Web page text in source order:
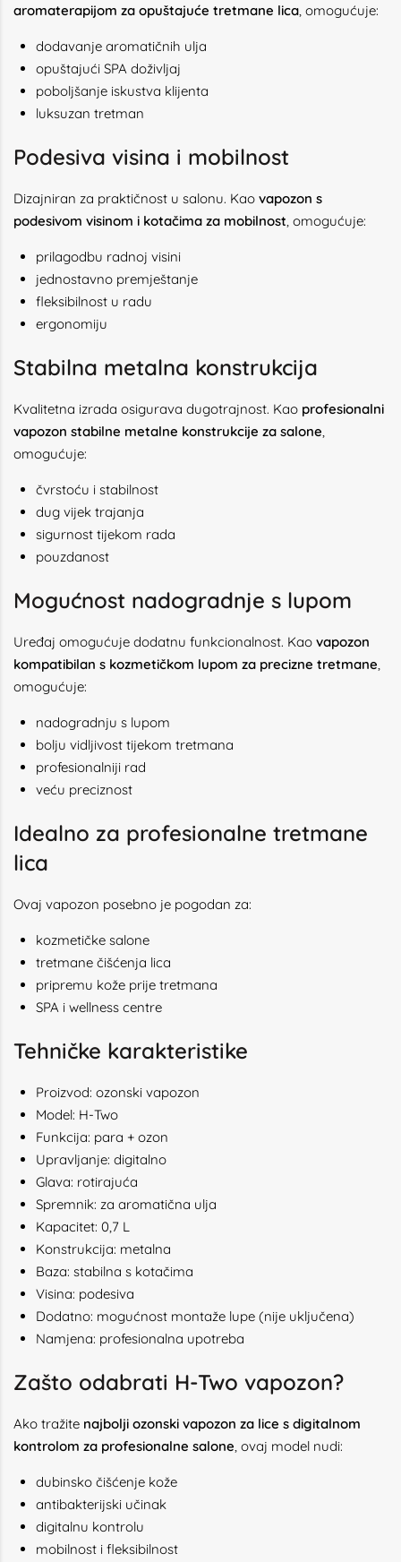
aromaterapijom za opuštajuće tretmane lica, omogućuje:
dodavanje aromatičnih ulja
opuštajući SPA doživljaj
poboljšanje iskustva klijenta
luksuzan tretman
Podesiva visina i mobilnost
Dizajniran za praktičnost u salonu. Kao vapozon s
podesivom visinom i kotačima za mobilnost, omogućuje:
prilagodbu radnoj visini
jednostavno premještanje
fleksibilnost u radu
ergonomiju
Stabilna metalna konstrukcija
Kvalitetna izrada osigurava dugotrajnost. Kao profesionalni
vapozon stabilne metalne konstrukcije za salone,
omogućuje:
čvrstoću i stabilnost
dug vijek trajanja
sigurnost tijekom rada
pouzdanost
Mogućnost nadogradnje s lupom
Uređaj omogućuje dodatnu funkcionalnost. Kao vapozon
kompatibilan s kozmetičkom lupom za precizne tretmane,
omogućuje:
nadogradnju s lupom
bolju vidljivost tijekom tretmana
profesionalniji rad
veću preciznost
Idealno za profesionalne tretmane
lica
Ovaj vapozon posebno je pogodan za:
kozmetičke salone
tretmane čišćenja lica
pripremu kože prije tretmana
SPA i wellness centre
Tehničke karakteristike
Proizvod: ozonski vapozon
Model: H-Two
Funkcija: para + ozon
Upravljanje: digitalno
Glava: rotirajuća
Spremnik: za aromatična ulja
Kapacitet: 0,7 L
Konstrukcija: metalna
Baza: stabilna s kotačima
Visina: podesiva
Dodatno: mogućnost montaže lupe (nije uključena)
Namjena: profesionalna upotreba
Zašto odabrati H-Two vapozon?
Ako tražite najbolji ozonski vapozon za lice s digitalnom
kontrolom za profesionalne salone, ovaj model nudi:
dubinsko čišćenje kože
antibakterijski učinak
digitalnu kontrolu
mobilnost i fleksibilnost